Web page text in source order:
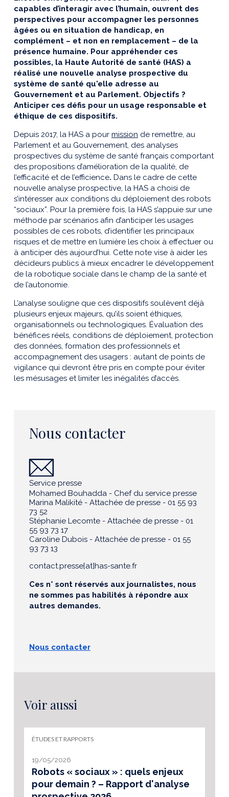
capables d’interagir avec l’humain, ouvrent des
perspectives pour accompagner les personnes
âgées ou en situation de handicap, en
complément – et non en remplacement – de la
présence humaine. Pour appréhender ces
possibles, la Haute Autorité de santé (HAS) a
réalisé une nouvelle analyse prospective du
système de santé qu'elle adresse au
Gouvernement et au Parlement. Objectifs ?
Anticiper ces défis pour un usage responsable et
éthique de ces dispositifs.
Depuis 2017, la HAS a pour mission de remettre, au
Parlement et au Gouvernement, des analyses
prospectives du système de santé français comportant
des propositions d’amélioration de la qualité, de
l’efficacité et de l’efficience. Dans le cadre de cette
nouvelle analyse prospective, la HAS a choisi de
s’intéresser aux conditions du déploiement des robots
“sociaux”. Pour la première fois, la HAS s’appuie sur une
méthode par scénarios afin d’anticiper les usages
possibles de ces robots, d’identifier les principaux
risques et de mettre en lumière les choix à effectuer ou
à anticiper dès aujourd’hui. Cette note vise à aider les
décideurs publics à mieux encadrer le développement
de la robotique sociale dans le champ de la santé et
de l’autonomie.
L’analyse souligne que ces dispositifs soulèvent déjà
plusieurs enjeux majeurs, qu’ils soient éthiques,
organisationnels ou technologiques. Évaluation des
bénéfices réels, conditions de déploiement, protection
des données, formation des professionnels et
accompagnement des usagers : autant de points de
vigilance qui devront être pris en compte pour éviter
les mésusages et limiter les inégalités d’accès.
Nous contacter
Service presse
Mohamed Bouhadda - Chef du service presse
Marina Malikité - Attachée de presse - 01 55 93
73 52
Stéphanie Lecomte - Attachée de presse - 01
55 93 73 17
Caroline Dubois - Attachée de presse - 01 55
93 73 13
contact.presse[at]has-sante.fr
Ces n° sont réservés aux journalistes, nous
ne sommes pas habilités à répondre aux
autres demandes.
Nous contacter
Voir aussi
ÉTUDES ET RAPPORTS
19/05/2026
Robots « sociaux » : quels enjeux
pour demain ? – Rapport d'analyse